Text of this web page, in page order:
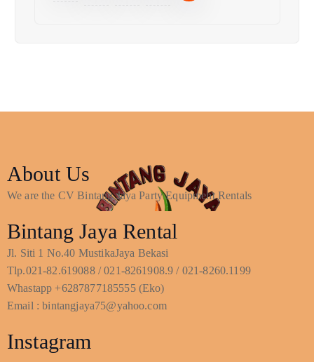
About Us
We are the CV Bintang Jaya Party Equipment Rentals
Bintang Jaya Rental
Jl. Siti 1 No.40 MustikaJaya Bekasi
Tlp.021-82.619088 / 021-8261908.9 / 021-8260.1199
Whastapp +6287877185555 (Eko)
Email : bintangjaya75@yahoo.com
Instagram